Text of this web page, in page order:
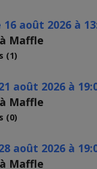
16 août 2026 à
Maffle
(1)
août 2026 à
Maffle
(0)
août 2026 à
Maffle